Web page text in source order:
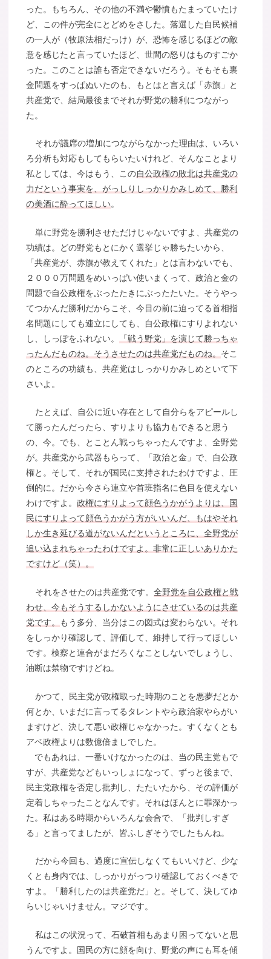
った。もちろん、その他の不満や鬱憤もたまっていたけ
ど、この件が完全にとどめをさした。落選した自民候補
の一人が（牧原法相だっけ）が、恐怖を感じるほどの敵
意を感じたと言っていたほど、世間の怒りはものすごか
った。このことは誰も否定できないだろう。そもそも裏
金問題をすっぱぬいたのも、もとはと言えば「赤旗」と
共産党で、結局最後までそれが野党の勝利につながっ
た。
それが議席の増加につながらなかった理由は、いろい
ろ分析も対応もしてもらいたいけれど、そんなことより
私としては、今はもう、この自公政権の敗北は共産党の
力だという事実を、がっしりしっかりかみしめて、勝利
の美酒に酔ってほしい。
単に野党を勝利させただけじゃないですよ、共産党の
功績は。どの野党もとにかく選挙じゃ勝ちたいから、
「共産党が、赤旗が教えてくれた」とは言わないでも、
２０００万問題をめいっぱい使いまくって、政治と金の
問題で自公政権をぶったたきにぶったたいた。そうやっ
てつかんだ勝利だからこそ、今目の前に迫ってる首相指
名問題にしても連立にしても、自公政権にすりよれない
し、しっぽをふれない。
「戦う野党」を演じて勝っちゃ
ったんだものね。そうさせたのは共産党だものね。 そこ
のところの功績も、共産党はしっかりかみしめといて下
さいよ。
たとえば、自公に近い存在として自分らをアピールし
て勝ったんだったら、すりよりも協力もできると思う
の、今。でも、とことん戦っちゃったんですよ、全野党
が。共産党から武器もらって、「政治と金」で、自公政
権と。そして、それが国民に支持されたわけですよ、圧
倒的に。だから今さら連立や首班指名に色目を使えない
わけですよ。政権にすりよって顔色うかがうよりは、国
民にすりよって顔色うかがう方がいいんだ、もはやそれ
しか生き延びる道がないんだというところに、全野党が
追い込まれちゃったわけですよ。非常に正しいありかた
ですけど（笑）。
それをさせたのは共産党です。 全野党を自公政権と戦
わせ、今もそうするしかないようにさせているのは共産
党です。
もう多分、当分はこの図式は変わらない。それ
をしっかり確認して、評価して、維持して行ってほしい
です。検察と連合がまだろくなことしないでしょうし、
油断は禁物ですけどね。
かつて、民主党が政権取った時期のことを悪夢だとか
何とか、いまだに言ってるタレントやら政治家やらがい
ますけど、決して悪い政権じゃなかった。すくなくとも
アベ政権よりは数億倍ましでした。
でもあれは、一番いけなかったのは、当の民主党もで
すが、共産党などもいっしょになって、ずっと後まで、
民主党政権を否定し批判し、たたいたから、その評価が
定着しちゃったことなんです。それはほんとに罪深かっ
た。私はある時期からいろんな会合で、「批判しすぎ
る」と言ってましたが、皆ふしぎそうでしたもんね。
だから今回も、過度に宣伝しなくてもいいけど、少な
くとも身内では、しっかりがっつり確認しておくべきで
すよ。「勝利したのは共産党だ」と。そして、決してゆ
らいじゃいけません。マジです。
私はこの状況って、石破首相もあまり困ってないと思
うんですよ。国民の方に顔を向け、野党の声にも耳を傾